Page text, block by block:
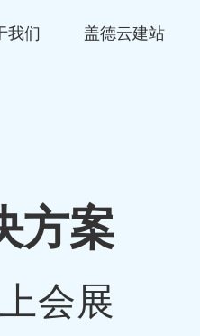
我们 盖德云建站
方案
会展